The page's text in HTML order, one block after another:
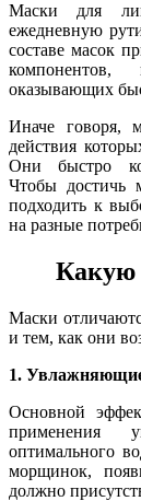
Маски для
ежедневную
составе масок
оказывающих
Иначе говоря,
действия
Они быстро
Чтобы достичь
подходить к
на разные
Какую
Маски
и тем, как они
1.
Основной
применения
оптимального
морщинок,
должно